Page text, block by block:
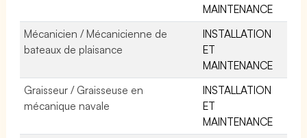
MAINTENANCE
Mécanicien / Mécanicienne de
bateaux de plaisance
INSTALLATION
ET
MAINTENANCE
Graisseur / Graisseuse en
mécanique navale
INSTALLATION
ET
MAINTENANCE